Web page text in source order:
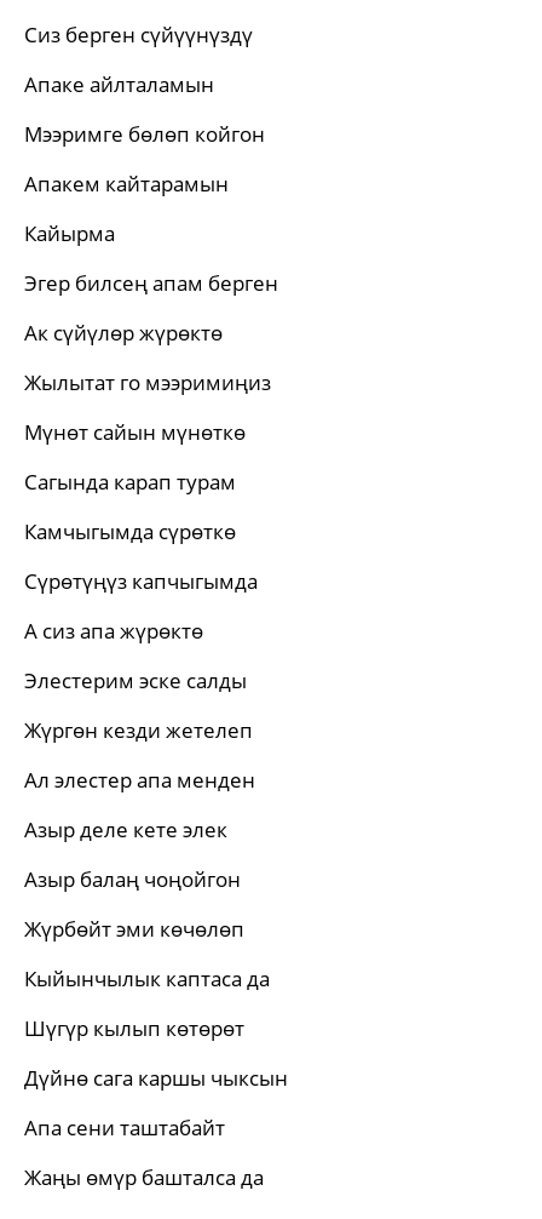
Сиз берген сүйүүнүздү
Апаке айлталамын
Мээримге бөлөп койгон
Апакем кайтарамын
Кайырма
Эгер билсең апам берген
Ак сүйүлөр жүрөктө
Жылытат го мээримиңиз
Мүнөт сайын мүнөткө
Сагында карап турам
Камчыгымда сүрөткө
Сүрөтүңүз капчыгымда
А сиз апа жүрөктө
Элестерим эске салды
Жүргөн кезди жетелеп
Ал элестер апа менден
Азыр деле кете элек
Азыр балаң чоңойгон
Жүрбөйт эми көчөлөп
Кыйынчылык каптаса да
Шүгүр кылып көтөрөт
Дүйнө сага каршы чыксын
Апа сени таштабайт
Жаңы өмүр башталса да